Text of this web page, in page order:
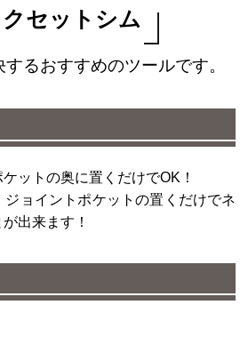
セットシム
るおすすめのツールです。
ットの奥に置くだけでOK！
ョイントポケットの置くだけでネ
出来ます！